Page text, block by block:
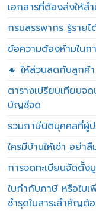
เอกสารที่ต้องส่งให้
กรมสรรพากร รู้รายไ
ข้อความต้องห้ามในก
🔸 ให้ส่วนลดกับลูกค้
ตารางเปรียบเทียบจ
บัญชีจด
รวมภาษีนิติบุคคลที่ผู้ป
ใครมีบ้านให้เช่า อย่า
การจดทะเบียนจัดตั้ง
ใบกำกับภาษี หรือใบ
ชำรุดในสาระสำคัญต้